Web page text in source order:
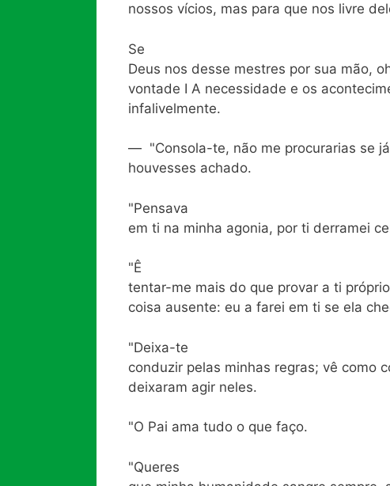
nossos vícios, mas para que nos livre
Se
Deus nos desse mestres por sua mão,
vontade I A necessidade e os
infalivelmente.
— "Consola-te, não me procurarias se
houvesses achado.
"Pensava
em ti na minha agonia, por ti derramei
"Ê
tentar-me mais do que provar a ti
coisa ausente: eu a farei em ti se ela
"Deixa-te
conduzir pelas minhas regras; vê como
deixaram agir neles.
"O Pai ama tudo o que faço.
"Queres